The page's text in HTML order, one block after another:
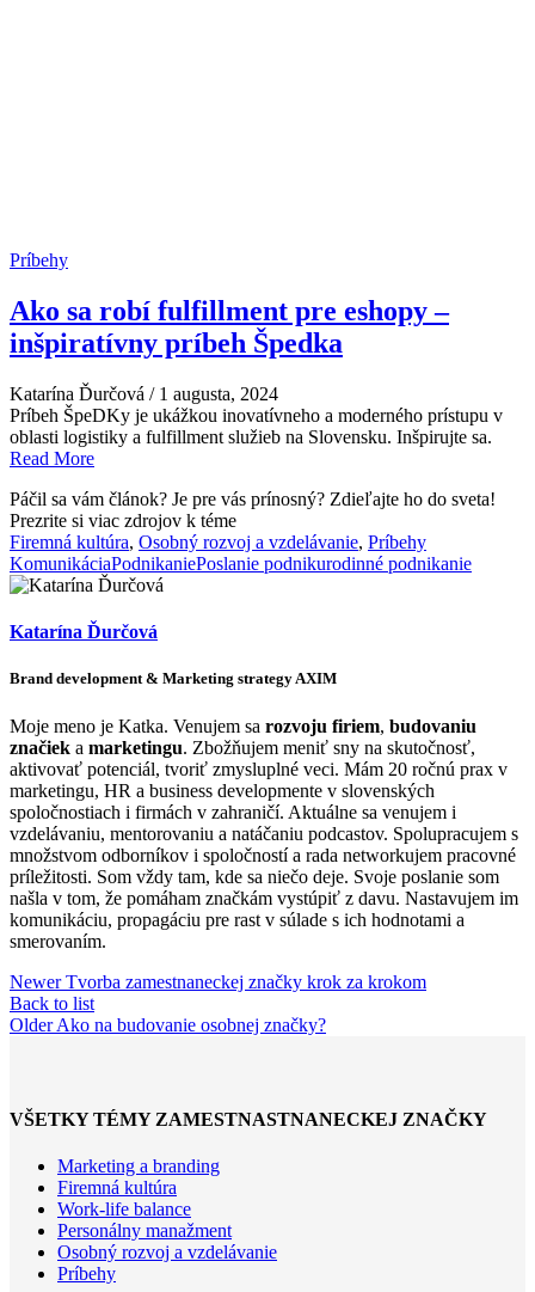
Príbehy
Ako sa robí fulfillment pre eshopy –
inšpiratívny príbeh Špedka
Katarína Ďurčová / 1 augusta, 2024
Príbeh ŠpeDKy je ukážkou inovatívneho a moderného prístupu v
oblasti logistiky a fulfillment služieb na Slovensku. Inšpirujte sa.
Read More
Páčil sa vám článok? Je pre vás prínosný? Zdieľajte ho do sveta!
Prezrite si viac zdrojov k téme
Firemná kultúra, Osobný rozvoj a vzdelávanie, Príbehy
KomunikáciaPodnikaniePoslanie podnikurodinné podnikanie
Katarína Ďurčová
Brand development & Marketing strategy AXIM
Moje meno je Katka. Venujem sa rozvoju firiem, budovaniu
značiek a marketingu. Zbožňujem meniť sny na skutočnosť,
aktivovať potenciál, tvoriť zmysluplné veci. Mám 20 ročnú prax v
marketingu, HR a business developmente v slovenských
spoločnostiach i firmách v zahraničí. Aktuálne sa venujem i
vzdelávaniu, mentorovaniu a natáčaniu podcastov. Spolupracujem s
množstvom odborníkov i spoločností a rada networkujem pracovné
príležitosti. Som vždy tam, kde sa niečo deje. Svoje poslanie som
našla v tom, že pomáham značkám vystúpiť z davu. Nastavujem im
komunikáciu, propagáciu pre rast v súlade s ich hodnotami a
smerovaním.
Newer Tvorba zamestnaneckej značky krok za krokom
Back to list
Older Ako na budovanie osobnej značky?
VŠETKY TÉMY ZAMESTNASTNANECKEJ ZNAČKY
Marketing a branding
Firemná kultúra
Work-life balance
Personálny manažment
Osobný rozvoj a vzdelávanie
Príbehy